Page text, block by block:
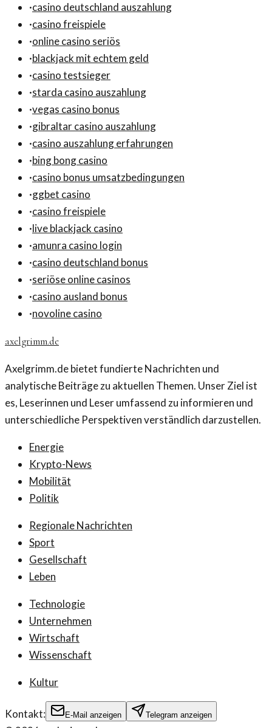
·casino deutschland auszahlung
·casino freispiele
·online casino seriös
·blackjack mit echtem geld
·casino testsieger
·starda casino auszahlung
·vegas casino bonus
·gibraltar casino auszahlung
·casino auszahlung erfahrungen
·bing bong casino
·casino bonus umsatzbedingungen
·ggbet casino
·casino freispiele
·live blackjack casino
·amunra casino login
·casino deutschland bonus
·seriöse online casinos
·casino ausland bonus
·novoline casino
axelgrimm.de
Axelgrimm.de bietet fundierte Nachrichten und
analytische Beiträge zu aktuellen Themen. Unser Ziel ist
es, Leserinnen und Leser umfassend zu informieren und
unterschiedliche Perspektiven verständlich darzustellen.
Energie
Krypto-News
Mobilität
Politik
Regionale Nachrichten
Sport
Gesellschaft
Leben
Technologie
Unternehmen
Wirtschaft
Wissenschaft
Kultur
Kontakt: E-Mail anzeigen Telegram anzeigen